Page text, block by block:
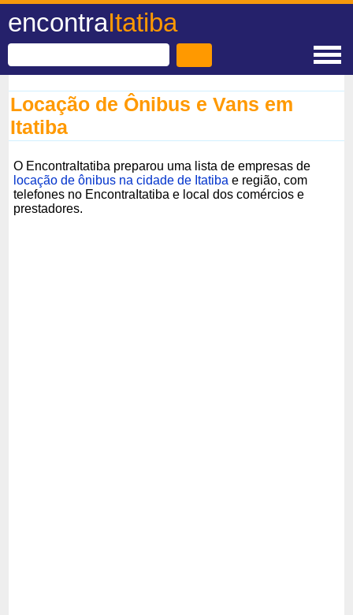
encontraItatiba
Locação de Ônibus e Vans em
Itatiba
O EncontraItatiba preparou uma lista de empresas de
locação de ônibus na cidade de Itatiba e região, com
telefones no EncontraItatiba e local dos comércios e
prestadores.